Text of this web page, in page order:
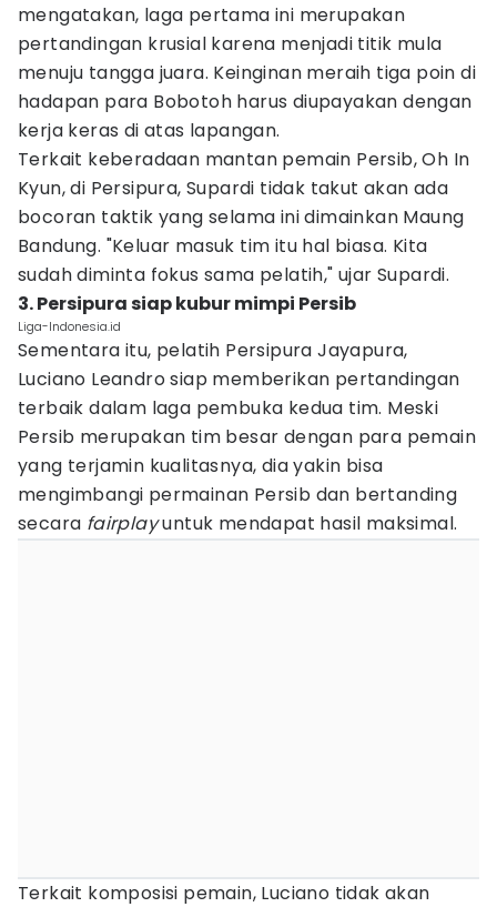
mengatakan, laga pertama ini merupakan
pertandingan krusial karena menjadi titik mula
menuju tangga juara. Keinginan meraih tiga poin di
hadapan para Bobotoh harus diupayakan dengan
kerja keras di atas lapangan.
Terkait keberadaan mantan pemain Persib, Oh In
Kyun, di Persipura, Supardi tidak takut akan ada
bocoran taktik yang selama ini dimainkan Maung
Bandung. "Keluar masuk tim itu hal biasa. Kita
sudah diminta fokus sama pelatih," ujar Supardi.
3. Persipura siap kubur mimpi Persib
Liga-Indonesia.id
Sementara itu, pelatih Persipura Jayapura,
Luciano Leandro siap memberikan pertandingan
terbaik dalam laga pembuka kedua tim. Meski
Persib merupakan tim besar dengan para pemain
yang terjamin kualitasnya, dia yakin bisa
mengimbangi permainan Persib dan bertanding
secara fairplayuntuk mendapat hasil maksimal.
Terkait komposisi pemain, Luciano tidak akan